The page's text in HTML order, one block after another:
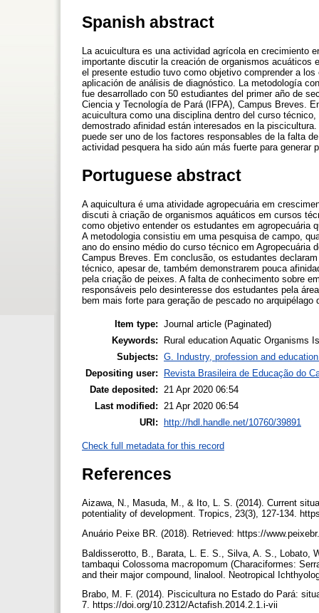
Spanish abstract
La acuicultura es una actividad agrícola en crecimiento
importante discutir la creación de organismos
el presente estudio tuvo como objetivo comprender a
aplicación de análisis de diagnóstico. La metodología
fue desarrollado con 50 estudiantes del primer año de
Ciencia y Tecnología de Pará (IFPA), Campus Breves.
acuicultura como una disciplina dentro del curso
demostrado afinidad están interesados en la
puede ser uno de los factores responsables de la falta
actividad pesquera ha sido aún más fuerte para generar
Portuguese abstract
A aquicultura é uma atividade agropecuária em
discuti à criação de organismos aquáticos em cursos
como objetivo entender os estudantes em agropecuária
A metodologia consistiu em uma pesquisa de campo,
ano do ensino médio do curso técnico em Agropecuária
Campus Breves. Em conclusão, os estudantes
técnico, apesar de, também demonstrarem pouca
pela criação de peixes. A falta de conhecimento sobre
responsáveis pelo desinteresse dos estudantes pela
bem mais forte para geração de pescado no arquipélago
Item type: Journal article (Paginated)
Keywords:
Rural education Aquatic Organisms
Subjects: G. Industry, profession and
Depositing user:
Revista Brasileira de Educação do
Date deposited: 21 Apr 2020 06:54
Last modified: 21 Apr 2020 06:54
URI:
http://hdl.handle.net/10760/39891
Check full metadata for this record
References
Aizawa, N., Masuda, M., & Ito, L. S. (2014). Current
potentiality of development. Tropics, 23(3), 127-134.
Anuário Peixe BR. (2018). Retrieved: https://
Baldisserotto, B., Barata, L. E. S., Silva, A. S., Lobato,
tambaqui Colossoma macropomum (Characiformes:
and their major compound, linalool. Neotropical
Brabo, M. F. (2014). Piscicultura no Estado do Pará:
7. https://doi.org/10.2312/Actafish.2014.2.1.i-vii